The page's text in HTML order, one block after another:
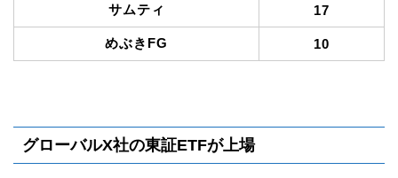
サムティ 17
めぶきFG 10
グローバルX社の東証ETFが上場